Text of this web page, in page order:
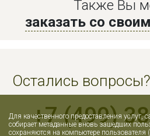
Также Вы
заказать со
Остались
+7 (499)
Для качественного предоставления услуг,
собирает метаданные вновь зашедших
сохраняются на компьютере пользователя